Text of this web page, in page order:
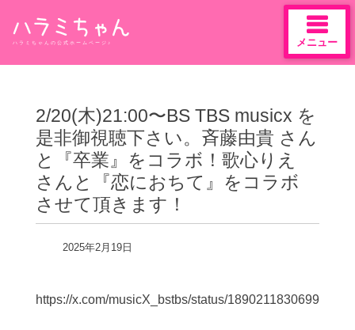
content
ハラミちゃんの公式ホームページ♪ メニュー
2/20(木)21:00〜BS TBS musicx を
是非御視聴下さい。斉藤由貴 さん
と『卒業』をコラボ！歌心りえ
さんと『恋におちて』をコラボ
させて頂きます！
2025年2月19日
https://x.com/musicX_bstbs/status/